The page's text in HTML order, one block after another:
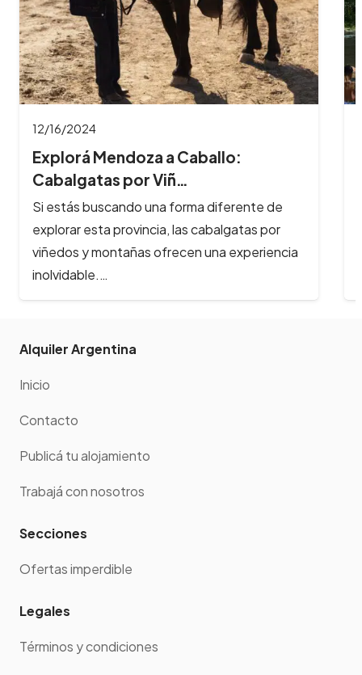
11/26/2024
8 Imperdibles balnearios en las
Sierras de Có…
Los ríos y arroyos de Córdoba son los
principales atractivos turísticos de la provincia
y reciben cada año, cientos de…
Alquiler Argentina
Inicio
Contacto
Publicá tu alojamiento
Trabajá con nosotros
Secciones
Ofertas imperdible
Legales
Términos y condiciones